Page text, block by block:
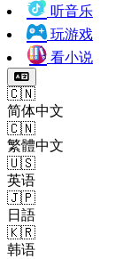
听音乐
玩游戏
看小说
🇨🇳
简体中文
🇨🇳
繁體中文
🇺🇸
英语
🇯🇵
日語
🇰🇷
韩语